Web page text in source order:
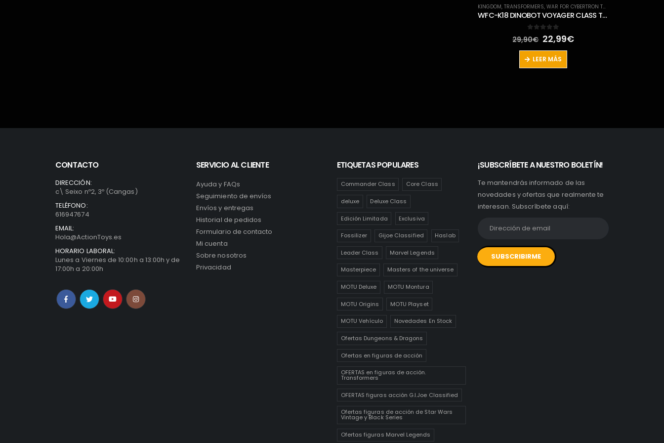
GENERATIONS SELECTS,TRANSFORMERS,WAR FOR CYBERTRON TRILOGY
WFC-GS22 BLACK RORITCHI DELUXE CLASS TRANSFORMERS GENERATIONS SELECTS WAR FOR CYBERTRON EARTHRISE
out of 5
44,95€
LEER MÁS
CONTACTO
DIRECCIÓN:
c\ Seixo nº2, 3º (Cangas)
TELÉFONO:
616947674
EMAIL:
Hola@ActionToys.es
HORARIO LABORAL:
Lunes a Viernes de 10:00h a 13:00h y de
17:00h a 20:00h
SERVICIO AL CLIENTE
Ayuda y FAQs
Seguimiento de envíos
Envíos y entregas
Historial de pedidos
Formulario de contacto
Mi cuenta
Sobre nosotros
Privacidad
ETIQUETAS POPULARES
Commander Class Core Class
deluxe Deluxe Class
Edición Limitada Exclusiva
Fossilizer Gijoe Classified Haslab
Leader Class Marvel Legends
Masterpiece Masters of the universe
MOTU Deluxe MOTU Montura
MOTU Origins MOTU Playset
MOTU Vehículo Novedades En Stock
Ofertas Dungeons & Dragons
Ofertas en figuras de acción
OFERTAS en figuras de acción.
Transformers
OFERTAS figuras acción G.I.Joe Classified
Ofertas figuras de acción de Star Wars
Vintage y Black Series
Ofertas figuras Marvel Legends
¡SUBSCRÍBETE A NUESTRO BOLETÍN!
Te mantendrás informado de las
novedades y ofertas que realmente te
interesan. Subscríbete aquí: